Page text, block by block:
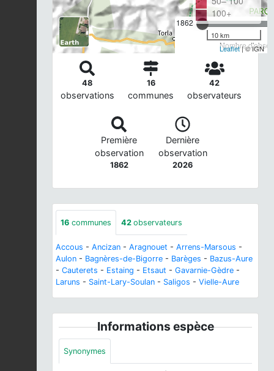
1862
Nombre
100+
10 km
Leaflet| © IGN
48
observations
16
communes
42
observateurs
Première
observation
1862
Dernière
observation
2026
16 communes 42 observateurs
Accous - Ancizan - Aragnouet - Arrens-Marsous -
Aulon - Bagnères-de-Bigorre - Barèges - Bazus-Aure
- Cauterets - Estaing - Etsaut - Gavarnie-Gèdre -
Laruns - Saint-Lary-Soulan - Saligos - Vielle-Aure
Informations espèce
Synonymes